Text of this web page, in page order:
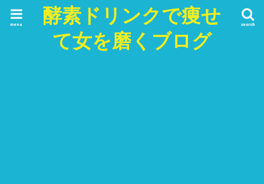
酵素ドリンクで痩せ
て女を磨くブログ
search
menu